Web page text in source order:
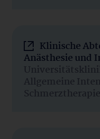
Klinische
Anästhesie und
Allgemeine
Schmerztherapie